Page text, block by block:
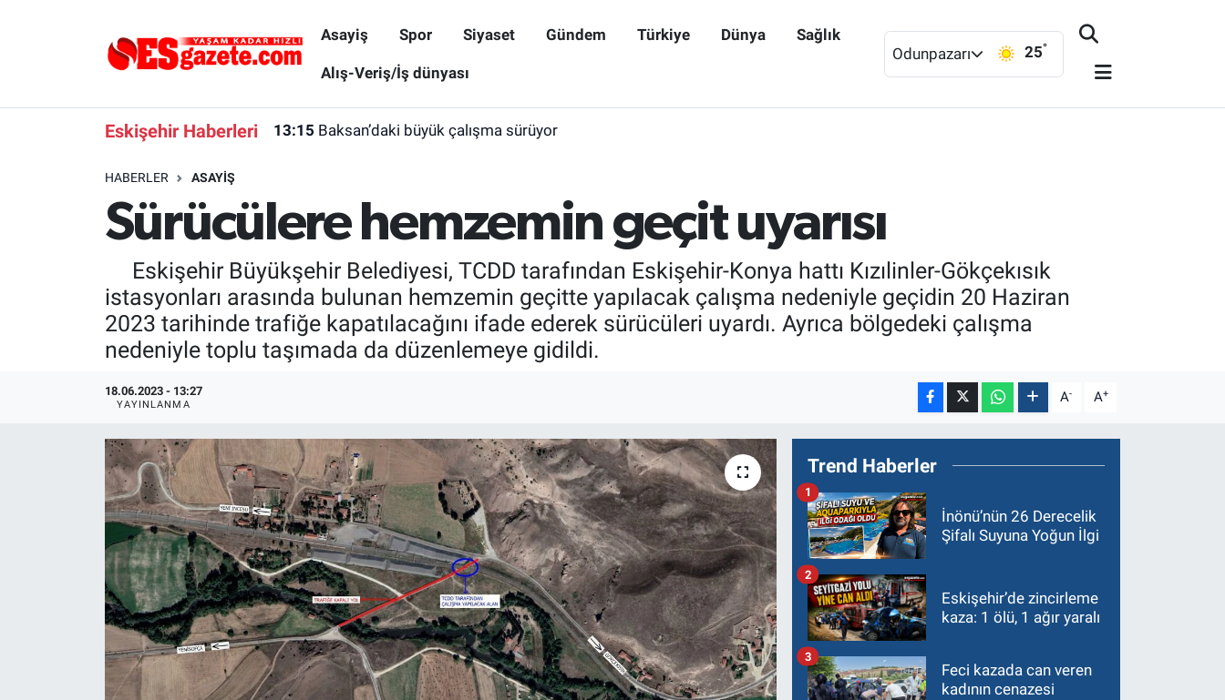
Asayiş Spor Siyaset Gündem Türkiye Dünya Sağlık
Alış-Veriş/İş dünyası
Odunpazarı 25°
Eskişehir Haberleri 13:15 Baksan’daki büyük çalışma sürüyor
HABERLER ASAYIŞ
Sürücülere hemzemin geçit uyarısı
Eskişehir Büyükşehir Belediyesi, TCDD tarafından Eskişehir-Konya hattı Kızılinler-Gökçekısık
istasyonları arasında bulunan hemzemin geçitte yapılacak çalışma nedeniyle geçidin 20 Haziran
2023 tarihinde trafiğe kapatılacağını ifade ederek sürücüleri uyardı. Ayrıca bölgedeki çalışma
nedeniyle toplu taşımada da düzenlemeye gidildi.
18.06.2023 - 13:27
YAYINLANMA A- A+
Trend Haberler
İnönü’nün 26 Derecelik
Şifalı Suyuna Yoğun İlgi
1
Eskişehir’de zincirleme
kaza: 1 ölü, 1 ağır yaralı
2
Feci kazada can veren
kadının cenazesi
3
Gündem
Alış-Veriş/İş dünyası
Eskişehirspor Arşivi
Röportaj
Ekonomi
Kültür Sanat
Politika
Eskişehir Nöbetçi Eczaneler
Süper Lig Puan Durumu ve Fikstür
Son Dakika Haberleri
Haber Arşivi